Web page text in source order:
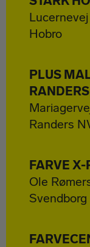
Hobro
PLUS
RANDERS
Randers
FARVE X-
Ole
Svendborg